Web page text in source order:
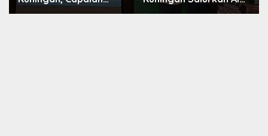
Intervensi Pencegahan